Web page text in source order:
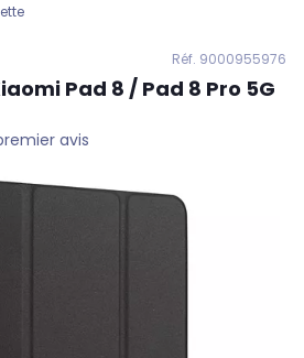
Réf. 9000955976
Pad 8 / Pad 8 Pro 5G
avis